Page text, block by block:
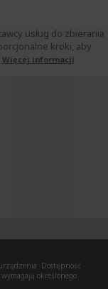
usług do zbierania
kroki, aby
Więcej informacji
Dostępność
określonego